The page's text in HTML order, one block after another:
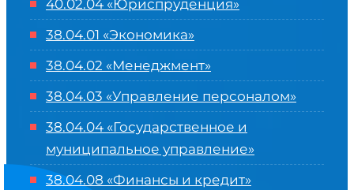
40.02.04 «Юриспруденция»
38.04.01 «Экономика»
38.04.02 «Менеджмент»
38.04.03 «Управление персоналом»
38.04.04 «Государственное и
муниципальное управление»
38.04.08 «Финансы и кредит»